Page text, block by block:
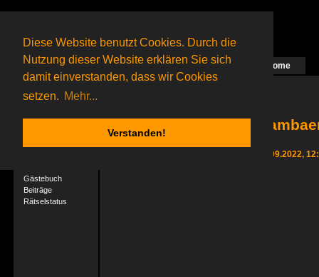
Diese Website benutzt Cookies. Durch die
Nutzung dieser Website erklären Sie sich
damit einverstanden, dass wir Cookies
setzen. Mehr...
Verstanden!
Das nächste Rätsel ist in Arbeit Home
49 Gagolganeronline(0 registrierte und 49 Gäste)
Gagolganer:
9732Rätsel online:
Gästebuch
Beiträge
Rätselstatus
Letzter Login 17.09.2022,